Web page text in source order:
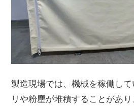
製造現場では、機械を稼働し
リや粉塵が堆積することがあ